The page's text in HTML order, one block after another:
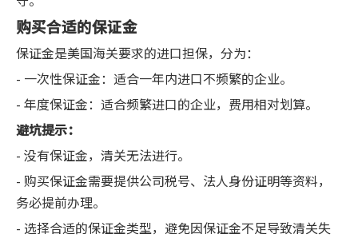
购买合适的保证金
保证金是美国海关要求的进口担保，分为：
- 一次性保证金：适合一年内进口不频繁的企业。
- 年度保证金：适合频繁进口的企业，费用相对划算。
避坑提示：
- 没有保证金，清关无法进行。
- 购买保证金需要提供公司税号、法人身份证明等资料，
务必提前办理。
- 选择合适的保证金类型，避免因保证金不足导致清关失